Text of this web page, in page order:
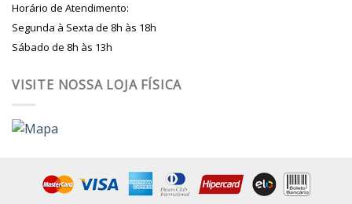
Horário de Atendimento:
Segunda à Sexta de 8h às 18h
Sábado de 8h às 13h
VISITE NOSSA LOJA FÍSICA